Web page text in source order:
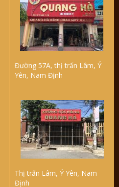
Đường 57A, thị trấn Lâm, Ý
Yên, Nam Định
Thị trấn Lâm, Ý Yên, Nam
Định